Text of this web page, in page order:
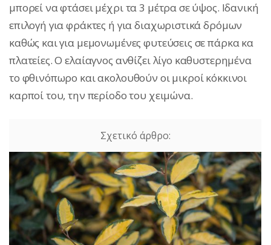
μπορεί να φτάσει μέχρι τα 3 μέτρα σε ύψος. Ιδανική
επιλογή για φράκτες ή για διαχωριστικά δρόμων
καθώς και για μεμονωμένες φυτεύσεις σε πάρκα κα
πλατείες. Ο ελαίαγνος ανθίζει λίγο καθυστερημένα
το φθινόπωρο και ακολουθούν οι μικροί κόκκινοι
καρποί του, την περίοδο του χειμώνα.